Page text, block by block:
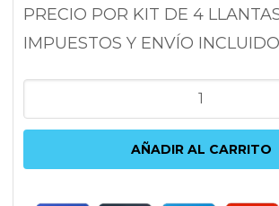
PRECIO POR KIT DE 4
IMPUESTOS Y ENVÍO
0.05
4x100
AÑADIR AL CARRITO